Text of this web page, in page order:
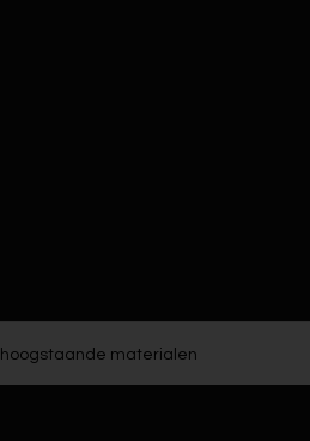
hoogstaande materialen